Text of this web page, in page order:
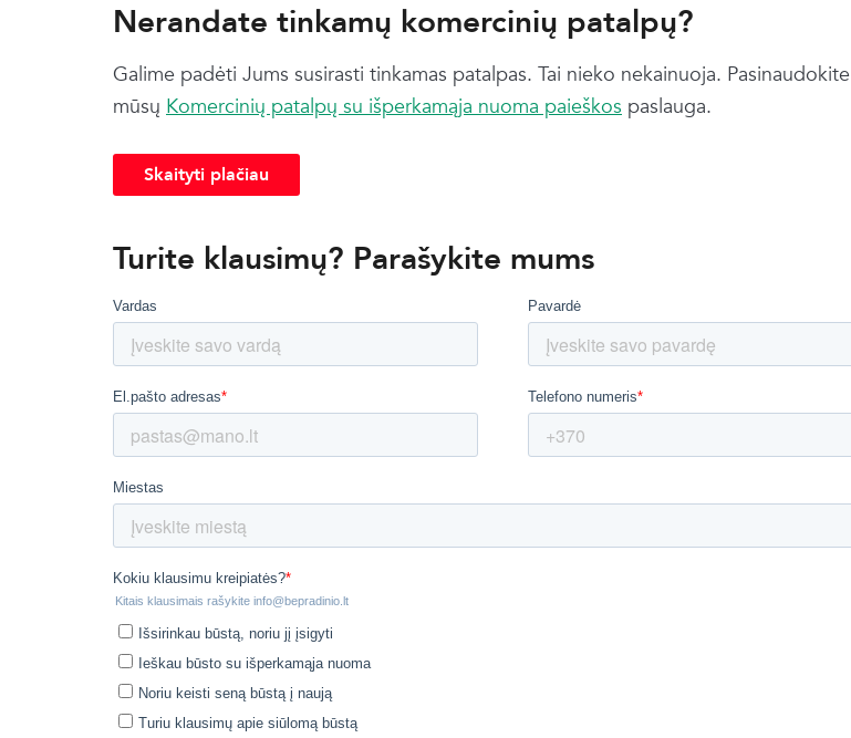
Nerandate tinkamų komercinių patalpų?
Galime padėti Jums susirasti tinkamas patalpas. Tai nieko nekainuoja. Pasinaudokite
mūsų Komercinių patalpų su išperkamąja nuoma paieškos paslauga.
Skaityti plačiau
Turite klausimų? Parašykite mums